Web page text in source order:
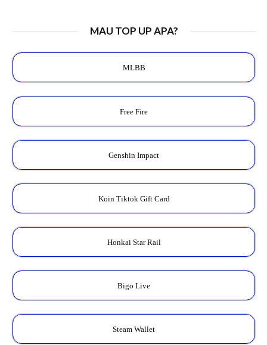
MAU TOP UP APA?
MLBB
Free Fire
Genshin Impact
Koin Tiktok Gift Card
Honkai Star Rail
Bigo Live
Steam Wallet